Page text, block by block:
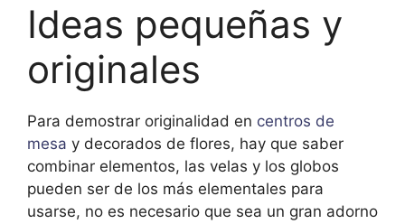
Ideas pequeñas y
originales
Para demostrar originalidad en centros de
mesa y decorados de flores, hay que saber
combinar elementos, las velas y los globos
pueden ser de los más elementales para
usarse, no es necesario que sea un gran adorno